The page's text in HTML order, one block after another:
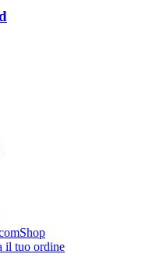
Shop
il tuo ordine